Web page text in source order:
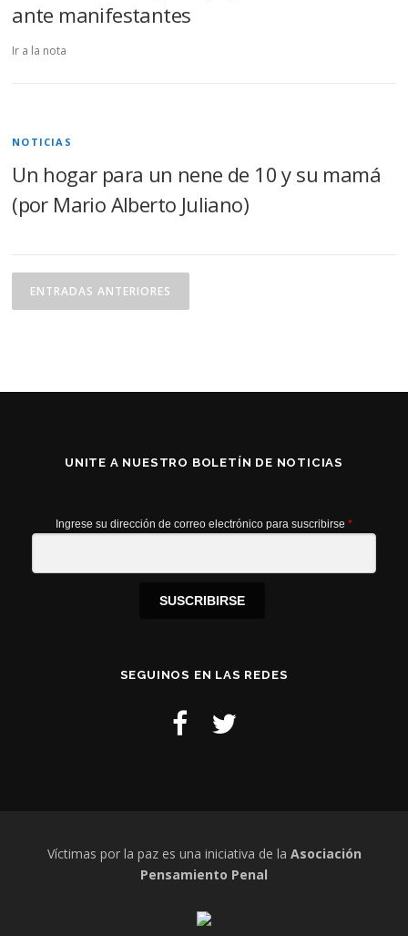
ante manifestantes
Ir a la nota
NOTICIAS
Un hogar para un nene de 10 y su mamá
(por Mario Alberto Juliano)
N
v
ENTRADAS ANTERIORES
UNITE A NUESTRO BOLETÍN DE NOTICIAS
Ingrese su dirección de correo electrónico para suscribirse *
SUSCRIBIRSE
SEGUINOS EN LAS REDES
Víctimas por la paz es una iniciativa de la Asociación
Pensamiento Penal